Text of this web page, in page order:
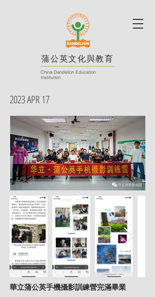
蒲公英文化與教育
China Dandelion Education
Institution
2023 APR 17
華立蒲公英手機攝影訓練營完滿畢業